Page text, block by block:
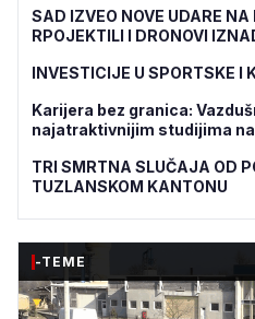
SAD IZVEO NOVE UDARE NA
RPOJEKTILI I DRONOVI
INVESTICIJE U SPORTSKE I
Karijera bez granica:
najatraktivnijim studijima
TRI SMRTNA SLUČAJA OD
TUZLANSKOM KANTONU
-TEME